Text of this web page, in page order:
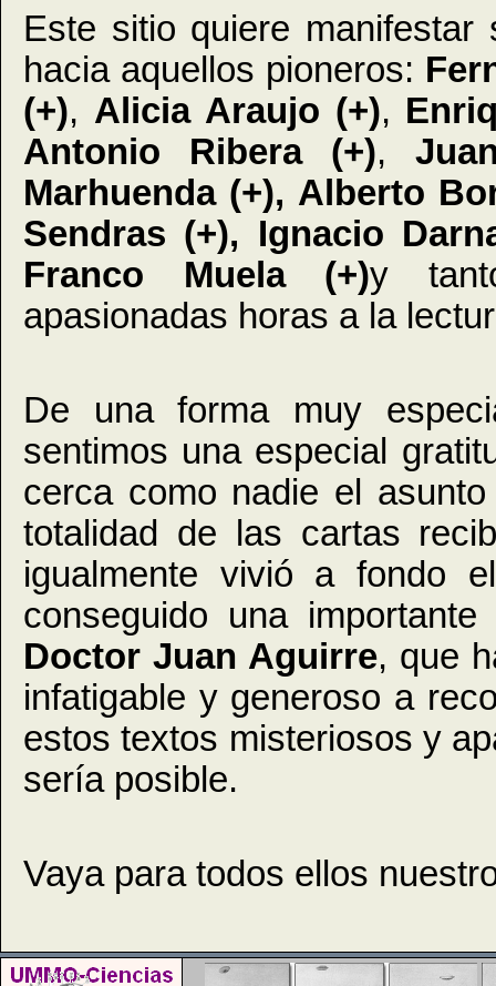
Este sitio quiere
hacia aquellos pioneros:
(+), Alicia Araujo (+),
Antonio Ribera (+),
Marhuenda (+), Alberto
Sendras (+), Ignacio
Franco Muela (+)y
apasionadas horas a la
De una forma muy
sentimos una especial
cerca como nadie el
totalidad de las cartas
igualmente vivió a fondo
conseguido una
Doctor Juan Aguirre, que
infatigable y generoso a
estos textos misteriosos y
sería posible.
Vaya para todos ellos